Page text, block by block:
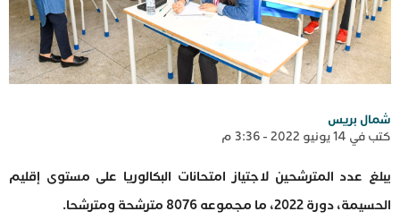
شمال بريس
كتب في 14 يونيو 2022 - 3:36 م
يبلغ عدد المترشحين لاجتياز امتحانات البكالوريا على مستوى إقليم
الحسيمة، دورة 2022، ما مجموعه 8076 مترشحة ومترشحا.